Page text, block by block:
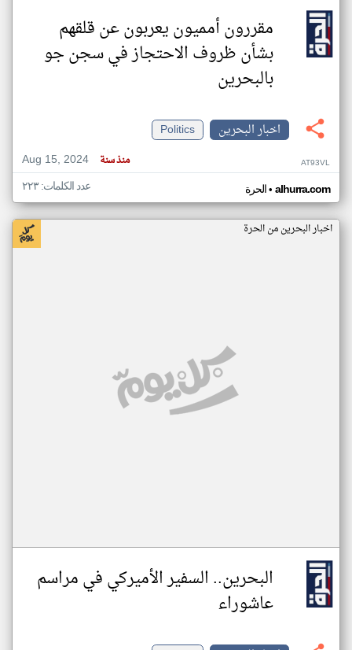
مقررون أمميون يعربون عن قلقهم
بشأن ظروف الاحتجاز في سجن جو
بالبحرين
اخبار البحرين
Politics
Aug 15, 2024
منذ سنة AT93VL
الحرة• alhurra.com عدد الكلمات: ٢٢٣
اخبار البحرين من الحرة
البحرين.. السفير الأميركي في مراسم
عاشوراء